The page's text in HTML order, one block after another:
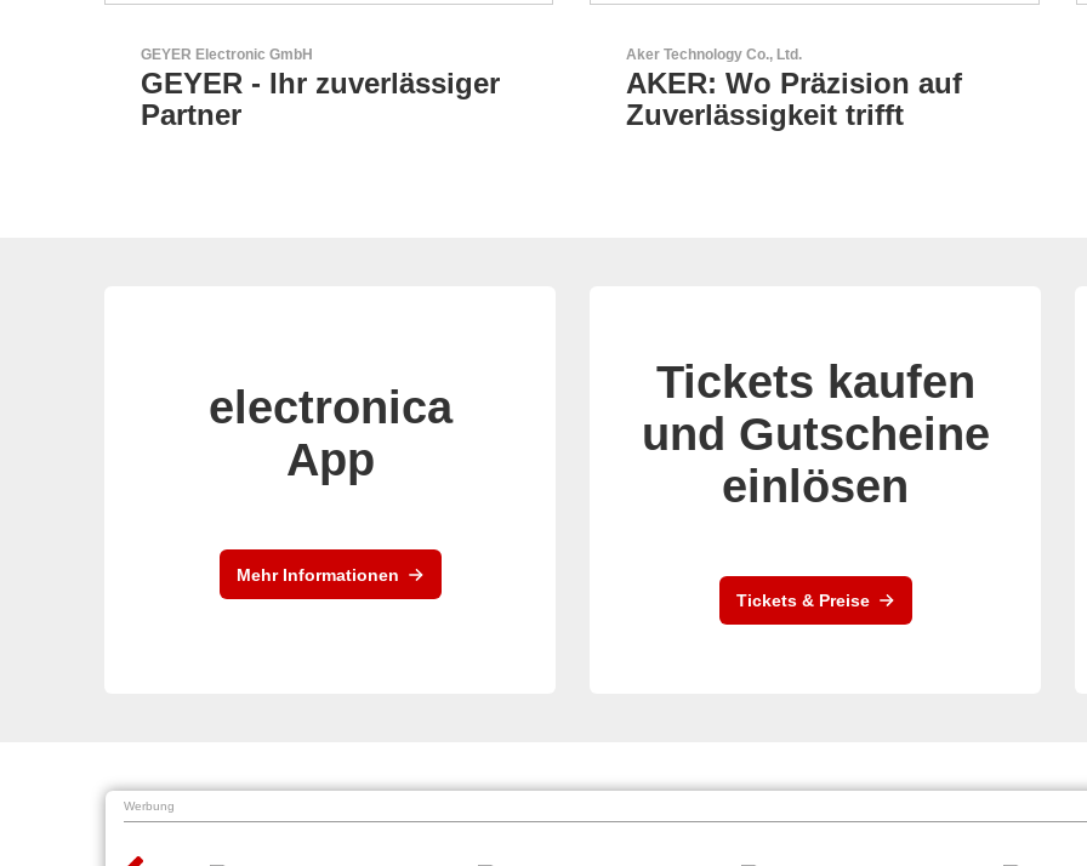
Aker Technology Co., Ltd.
AKER: Wo Präzision auf
Zuverlässigkeit trifft
N&H Technology GmbH
HMI-Komponenten nach
Maß
electronica
App
Mehr Informationen
Tickets kaufen
und Gutscheine
einlösen
Tickets & Preise
Werbung